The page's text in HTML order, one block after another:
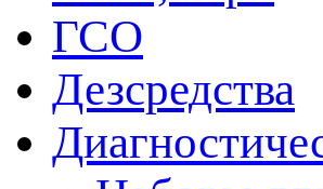
ГСО
Дезсредства